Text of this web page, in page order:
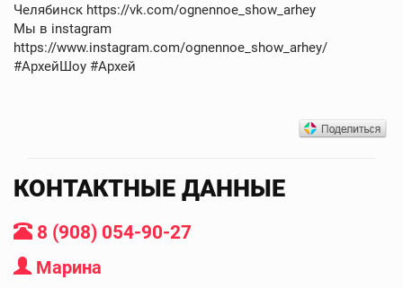
Челябинск https://vk.com/ognennoe_show_arhey
Мы в instagram
https://www.instagram.com/ognennoe_show_arhey/
#АрхейШоу #Архей
КОНТАКТНЫЕ ДАННЫЕ
8 (908) 054-90-27
Марина